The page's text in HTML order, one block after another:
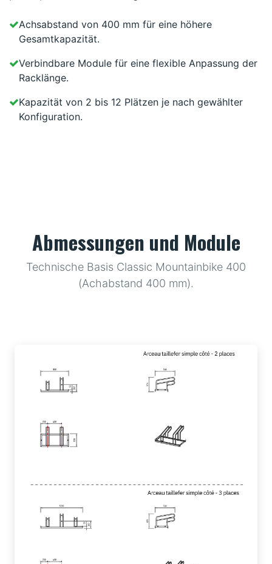
Achsabstand von 400 mm für eine höhere
Gesamtkapazität.
Verbindbare Module für eine flexible Anpassung der
Racklänge.
Kapazität von 2 bis 12 Plätzen je nach gewählter
Konfiguration.
Abmessungen und Module
Technische Basis Classic Mountainbike 400
(Achabstand 400 mm).